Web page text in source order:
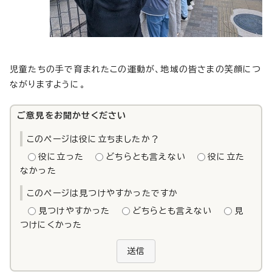
児童たちの手で育まれたこの運動が、地域の皆さまの笑顔につ
ながりますように。
ご意見をお聞かせください
このページは役に立ちましたか？
役に立った どちらとも言えない
役に立た
なかった
このページは見つけやすかったですか
見つけやすかった どちらとも言えない
見
つけにくかった
送信